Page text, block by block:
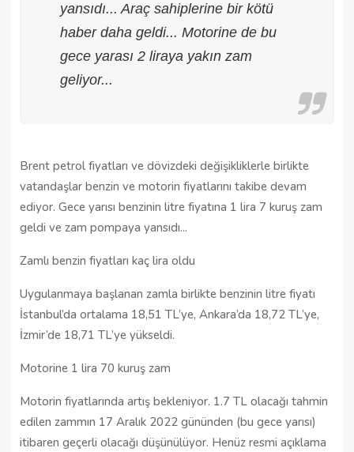
yansıdı... Araç sahiplerine bir kötü
haber daha geldi... Motorine de bu
gece yarası 2 liraya yakın zam
geliyor...
Brent petrol fiyatları ve dövizdeki değişikliklerle birlikte
vatandaşlar benzin ve motorin fiyatlarını takibe devam
ediyor. Gece yarısı benzinin litre fiyatına 1 lira 7 kuruş zam
geldi ve zam pompaya yansıdı...
Zamlı benzin fiyatları kaç lira oldu
Uygulanmaya başlanan zamla birlikte benzinin litre fiyatı
İstanbul’da ortalama 18,51 TL’ye, Ankara’da 18,72 TL’ye,
İzmir’de 18,71 TL’ye yükseldi.
Motorine 1 lira 70 kuruş zam
Motorin fiyatlarında artış bekleniyor. 1.7 TL olacağı tahmin
edilen zammın 17 Aralık 2022 gününden (bu gece yarısı)
itibaren geçerli olacağı düşünülüyor. Henüz resmi açıklama